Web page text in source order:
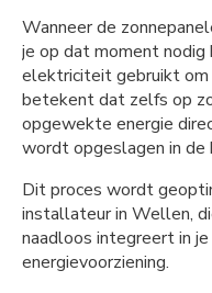
Wanneer de
je op dat moment
elektriciteit gebruikt
betekent dat zelfs op
opgewekte energie
wordt opgeslagen in
Dit proces wordt
installateur in Wellen,
naadloos integreert in
energievoorziening.